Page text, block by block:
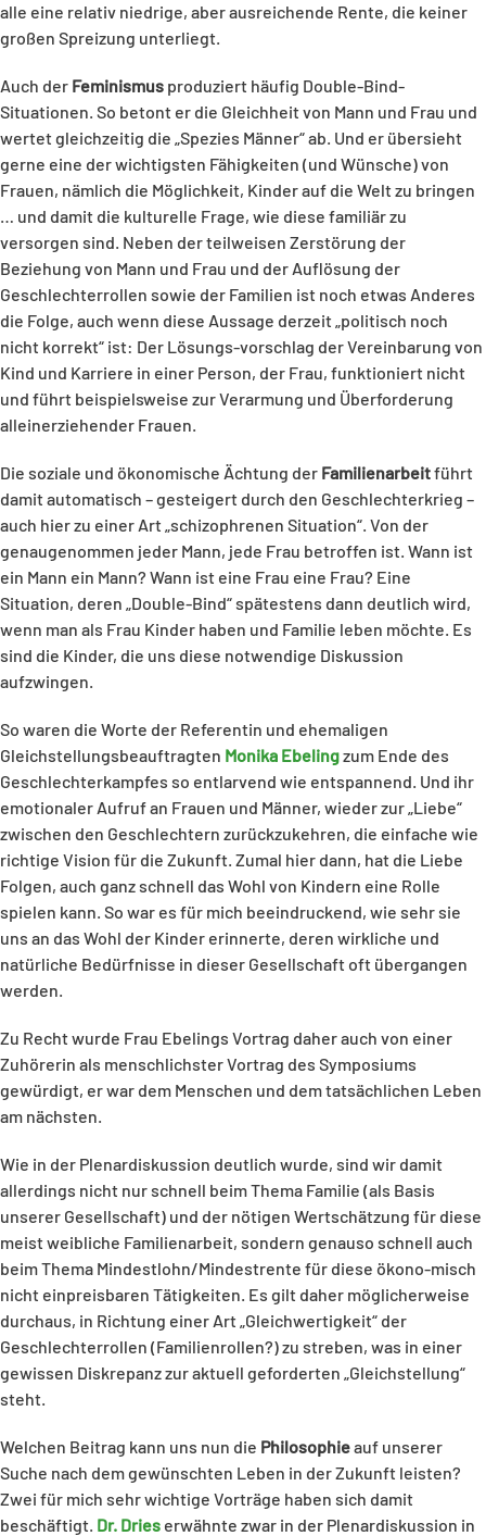
alle eine relativ niedrige, aber ausreichende Rente, die keiner
großen Spreizung unterliegt.
Auch der Feminismus produziert häufig Double-Bind-
Situationen. So betont er die Gleichheit von Mann und Frau und
wertet gleichzeitig die „Spezies Männer“ ab. Und er übersieht
gerne eine der wichtigsten Fähigkeiten (und Wünsche) von
Frauen, nämlich die Möglichkeit, Kinder auf die Welt zu bringen
… und damit die kulturelle Frage, wie diese familiär zu
versorgen sind. Neben der teilweisen Zerstörung der
Beziehung von Mann und Frau und der Auflösung der
Geschlechterrollen sowie der Familien ist noch etwas Anderes
die Folge, auch wenn diese Aussage derzeit „politisch noch
nicht korrekt“ ist: Der Lösungs-vorschlag der Vereinbarung von
Kind und Karriere in einer Person, der Frau, funktioniert nicht
und führt beispielsweise zur Verarmung und Überforderung
alleinerziehender Frauen.
Die soziale und ökonomische Ächtung der Familienarbeitführt
damit automatisch – gesteigert durch den Geschlechterkrieg –
auch hier zu einer Art „schizophrenen Situation“. Von der
genaugenommen jeder Mann, jede Frau betroffen ist. Wann ist
ein Mann ein Mann? Wann ist eine Frau eine Frau? Eine
Situation, deren „Double-Bind“ spätestens dann deutlich wird,
wenn man als Frau Kinder haben und Familie leben möchte. Es
sind die Kinder, die uns diese notwendige Diskussion
aufzwingen.
So waren die Worte der Referentin und ehemaligen
Gleichstellungsbeauftragten Monika Ebelingzum Ende des
Geschlechterkampfes so entlarvend wie entspannend. Und ihr
emotionaler Aufruf an Frauen und Männer, wieder zur „Liebe“
zwischen den Geschlechtern zurückzukehren, die einfache wie
richtige Vision für die Zukunft. Zumal hier dann, hat die Liebe
Folgen, auch ganz schnell das Wohl von Kindern eine Rolle
spielen kann. So war es für mich beeindruckend, wie sehr sie
uns an das Wohl der Kinder erinnerte, deren wirkliche und
natürliche Bedürfnisse in dieser Gesellschaft oft übergangen
werden.
Zu Recht wurde Frau Ebelings Vortrag daher auch von einer
Zuhörerin als menschlichster Vortrag des Symposiums
gewürdigt, er war dem Menschen und dem tatsächlichen Leben
am nächsten.
Wie in der Plenardiskussion deutlich wurde, sind wir damit
allerdings nicht nur schnell beim Thema Familie (als Basis
unserer Gesellschaft) und der nötigen Wertschätzung für diese
meist weibliche Familienarbeit, sondern genauso schnell auch
beim Thema Mindestlohn/Mindestrente für diese ökono-misch
nicht einpreisbaren Tätigkeiten. Es gilt daher möglicherweise
durchaus, in Richtung einer Art „Gleichwertigkeit“ der
Geschlechterrollen (Familienrollen?) zu streben, was in einer
gewissen Diskrepanz zur aktuell geforderten „Gleichstellung“
steht.
Welchen Beitrag kann uns nun die Philosophieauf unserer
Suche nach dem gewünschten Leben in der Zukunft leisten?
Zwei für mich sehr wichtige Vorträge haben sich damit
beschäftigt. Dr. Dries erwähnte zwar in der Plenardiskussion in